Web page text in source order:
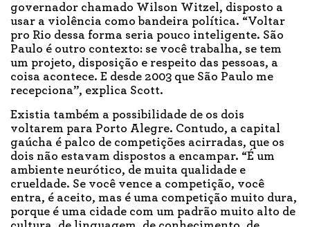
governador chamado Wilson Witzel, disposto a
usar a violência como bandeira política. “Voltar
pro Rio dessa forma seria pouco inteligente. São
Paulo é outro contexto: se você trabalha, se tem
um projeto, disposição e respeito das pessoas, a
coisa acontece. E desde 2003 que São Paulo me
recepciona”, explica Scott.
Existia também a possibilidade de os dois
voltarem para Porto Alegre. Contudo, a capital
gaúcha é palco de competições acirradas, que os
dois não estavam dispostos a encampar. “É um
ambiente neurótico, de muita qualidade e
crueldade. Se você vence a competição, você
entra, é aceito, mas é uma competição muito dura,
porque é uma cidade com um padrão muito alto de